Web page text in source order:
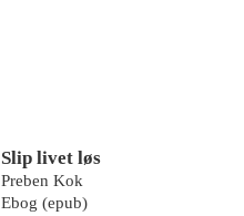
Slip livet løs
Preben Kok
Ebog (epub)